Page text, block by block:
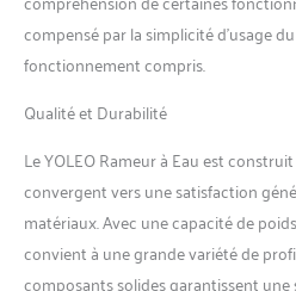
rame
lacs
compensé par la simplicité d’usage
fonctionnement compris.
Qualité et Durabilité
Le YOLEO Rameur à Eau est
convergent vers une satisfaction
matériaux. Avec une capacité de
convient à une grande variété de
composants solides garantissent